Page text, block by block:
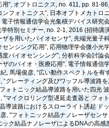
用”, オプトロニクス, no. 411, pp. 81-
ンフォトニクス”,日本オプトメカトロ
電子情報通信学会光集積デバイス研究
学特別セミナー, no. 2-1, 2016 (招待講
ザを用いたバイオセンサ”,先端光量子
センシング応用”, 応用物理学会微小光
度バイオセンシング”,分析科学会討論
ザのバイオ・医療応用”,電子情報通信
,馬場俊彦, “広い動作スペクトルを有
, “グレーティング及びワッフル導波路
ォトニック結晶導波路を用いた四光
, "マイクロリング型遅延走査器と フォ
導波路におけるスローライト誘起 ド
, "フォトニック結晶ナノレーザセン
ック結晶ナノレーザによる DNAの高感